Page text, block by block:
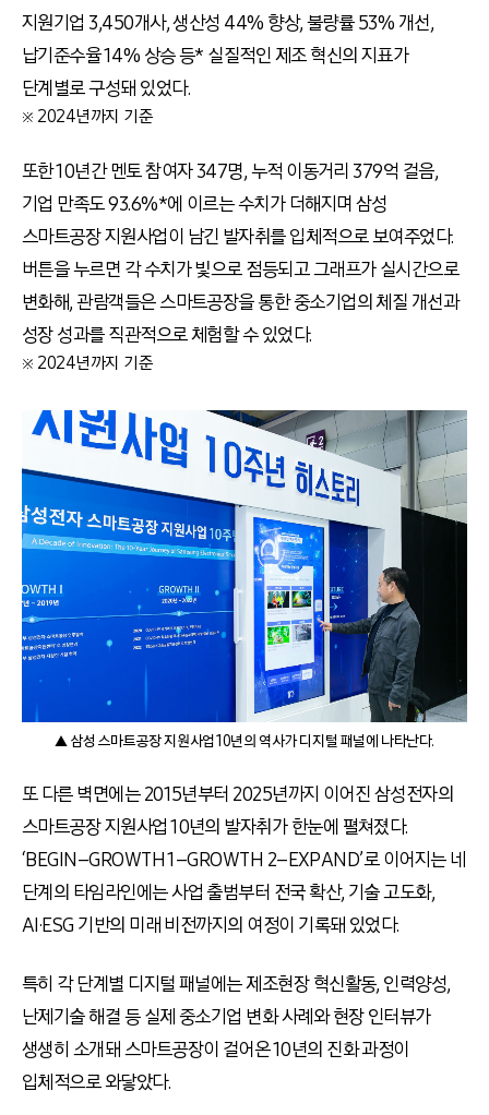
지원기업 3,450개사, 생산성 44% 향상, 불량률 53% 개선,
납기준수율 14% 상승 등* 실질적인 제조 혁신의 지표가
단계별로 구성돼 있었다.
※ 2024년까지 기준
또한 10년간 멘토 참여자 347명, 누적 이동거리 379억 걸음,
기업 만족도 93.6%*에 이르는 수치가 더해지며 삼성
스마트공장 지원사업이 남긴 발자취를 입체적으로 보여주었다.
버튼을 누르면 각 수치가 빛으로 점등되고 그래프가 실시간으로
변화해, 관람객들은 스마트공장을 통한 중소기업의 체질 개선과
성장 성과를 직관적으로 체험할 수 있었다.
※ 2024년까지 기준
▲ 삼성 스마트공장 지원사업 10년의 역사가 디지털 패널에 나타난다.
또 다른 벽면에는 2015년부터 2025년까지 이어진 삼성전자의
스마트공장 지원사업 10년의 발자취가 한눈에 펼쳐졌다.
‘BEGIN–GROWTH 1–GROWTH 2–EXPAND’로 이어지는 네
단계의 타임라인에는 사업 출범부터 전국 확산, 기술 고도화,
AI·ESG 기반의 미래 비전까지의 여정이 기록돼 있었다.
특히 각 단계별 디지털 패널에는 제조현장 혁신활동, 인력양성,
난제기술 해결 등 실제 중소기업 변화 사례와 현장 인터뷰가
생생히 소개돼 스마트공장이 걸어온 10년의 진화 과정이
입체적으로 와닿았다.